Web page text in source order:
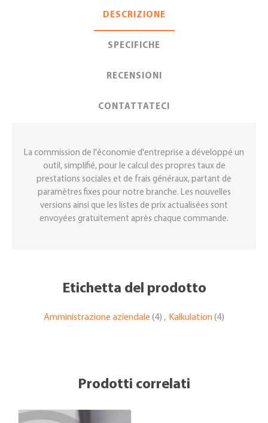
DESCRIZIONE
SPECIFICHE
RECENSIONI
CONTATTATECI
La commission de l'économie d'entreprise a développé un
outil, simplifié, pour le calcul des propres taux de
prestations sociales et de frais généraux, partant de
paramètres fixes pour notre branche. Les nouvelles
versions ainsi que les listes de prix actualisées sont
envoyées gratuitement après chaque commande.
Etichetta del prodotto
Amministrazione aziendale (4) , Kalkulation (4)
Prodotti correlati